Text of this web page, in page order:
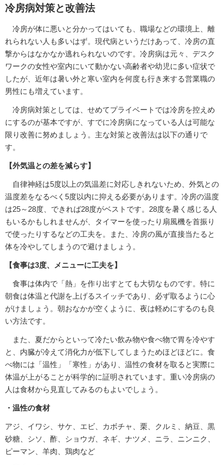
冷房病対策と改善法
冷房が体に悪いと分かってはいても、職場などの環境上、離
れられない人も多いはず。現代病というだけあって、冷房の直
撃からはなかなか逃れられないのです。冷房病は元々、デスク
ワークの女性や室内にいて動かない高齢者や幼児に多い症状で
したが、近年は暑い外と寒い室内を何度も行き来する営業職の
男性にも増えています。
冷房病対策としては、せめてプライベートでは冷房を控えめ
にするのが基本ですが、すでに冷房病になっている人は可能な
限り改善に努めましょう。主な対策と改善法は以下の通りで
す。
【外気温との差を減らす】
自律神経は5度以上の気温差に対応しきれないため、外気との
温度差をなるべく5度以内に抑える必要があります。冷房の温度
は25～28度、できれば28度がベストです。28度を暑く感じる人
もいるかもしれませんが、タイマーを使ったり扇風機を首振り
で使ったりするなどの工夫を。また、冷房の風が直接当たると
体を冷やしてしまうので避けましょう。
【食事は3度、メニューに工夫を】
食事は体内で「熱」を作り出すとても大切なものです。特に
朝食は体温と代謝を上げるスイッチであり、必ず取るように心
がけましょう。朝おなかが空くように、夜は軽めにするのも良
い方法です。
また、夏だからといって冷たい飲み物や食べ物で胃を冷やす
と、内臓が冷えて消化力が低下してしまうためほどほどに。食
べ物には「温性」「寒性」があり、温性の食材を取ると実際に
体温が上がることが科学的に証明されています。重い冷房病の
人は食材から見直してみるのもよいでしょう。
・温性の食材
アジ、イワシ、サケ、エビ、カボチャ、栗、クルミ、納豆、黒
砂糖、シソ、酢、ショウガ、ネギ、ナツメ、ニラ、ニンニク、
ピーマン、羊肉、鶏肉など